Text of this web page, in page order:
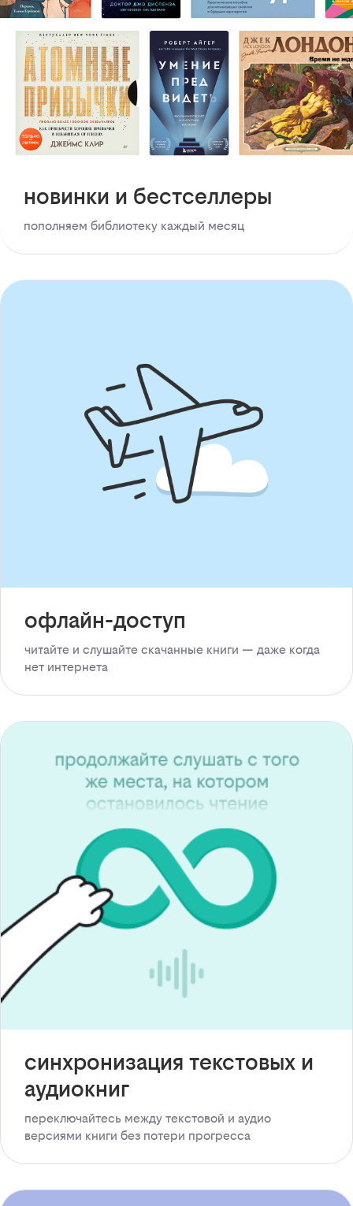
новинки и бестселлеры
пополняем библиотеку каждый месяц
офлайн-доступ
читайте и слушайте скачанные книги — даже когда
нет интернета
синхронизация текстовых и
аудиокниг
переключайтесь между текстовой и аудио
версиями книги без потери прогресса